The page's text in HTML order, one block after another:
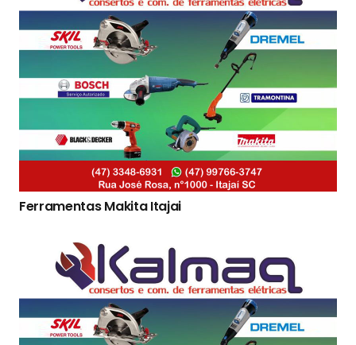
Ferramentas Makita Itajai